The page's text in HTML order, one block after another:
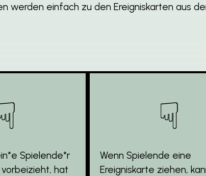
werden einfach zu den Ereigniskarten aus
Spielende*r
vorbeizieht, hat
☟
Wenn Spielende eine
Ereigniskarte ziehen,